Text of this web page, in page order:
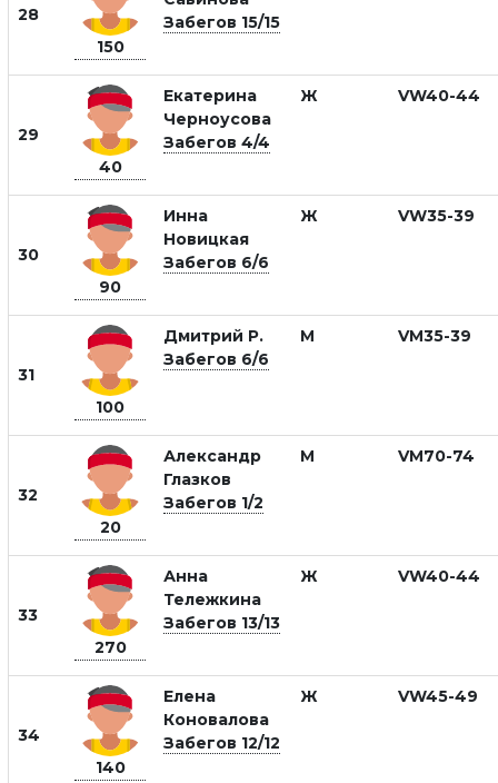
28
150
Забегов 15/15
29
40
Екатерина
Черноусова
Забегов 4/4
Ж VW40-44
30
90
Инна
Новицкая
Забегов 6/6
Ж VW35-39
31
100
Дмитрий Р.
Забегов 6/6
М VM35-39
32
20
Александр
Глазков
Забегов 1/2
М VM70-74
33
270
Анна
Тележкина
Забегов 13/13
Ж VW40-44
34
140
Елена
Коновалова
Забегов 12/12
Ж VW45-49